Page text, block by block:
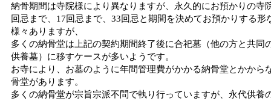
納骨期間は寺院様により異なりますが、永久的にお預かりの寺
回忌まで、17回忌まで、33回忌と期間を決めてお預かりする形
様々ありますが、
多くの納骨堂は上記の契約期間終了後に合祀墓（他の方と共同
供養墓）に移すケースが多いようです。
お寺により、お墓のように年間管理費がかかる納骨堂とかから
骨堂があります。
多くの納骨堂が宗旨宗派不問で執り行っていますが、永代供養